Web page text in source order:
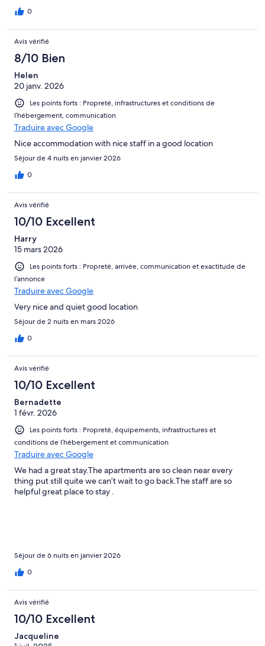
0
Avis vérifié
8/10 Bien
Helen
20 janv. 2026
Les points forts : Propreté, infrastructures et conditions de
l’hébergement, communication
Traduire avec Google
Nice accommodation with nice staff in a good location
Séjour de 4 nuits en janvier 2026
0
Avis vérifié
10/10 Excellent
Harry
15 mars 2026
Les points forts : Propreté, arrivée, communication et exactitude de
l’annonce
Traduire avec Google
Very nice and quiet good location
Séjour de 2 nuits en mars 2026
0
Avis vérifié
10/10 Excellent
Bernadette
1 févr. 2026
Les points forts : Propreté, équipements, infrastructures et
conditions de l’hébergement et communication
Traduire avec Google
We had a great stay.The apartments are so clean near every
thing put still quite we can’t wait to go back.The staff are so
helpful great place to stay .
Séjour de 6 nuits en janvier 2026
0
Avis vérifié
10/10 Excellent
Jacqueline